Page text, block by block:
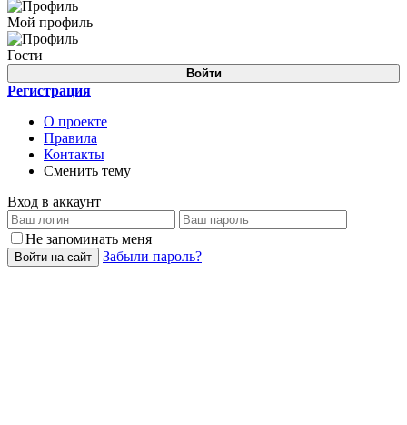
Мой профиль
Гости
Войти
Регистрация
О проекте
Правила
Контакты
Сменить тему
Вход в аккаунт
Не запоминать меня
Войти на сайт Забыли пароль?